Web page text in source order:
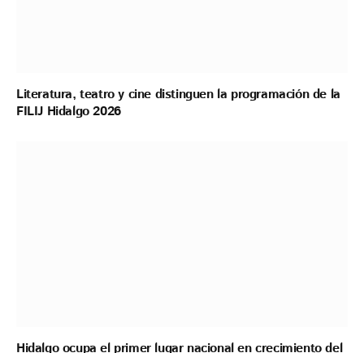
Literatura, teatro y cine distinguen la programación de la
FILIJ Hidalgo 2026
Hidalgo ocupa el primer lugar nacional en crecimiento del